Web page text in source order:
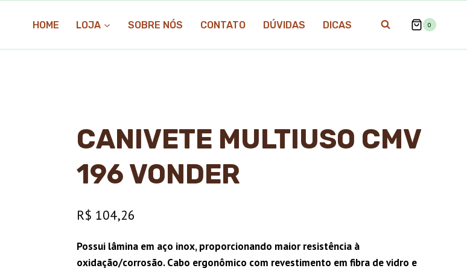
HOME LOJA SOBRE NÓS CONTATO DÚVIDAS DICAS 0
CANIVETE MULTIUSO CMV
196 VONDER
R$ 104,26
Possui lâmina em aço inox, proporcionando maior resistência à
oxidação/corrosão. Cabo ergonômico com revestimento em fibra de vidro e